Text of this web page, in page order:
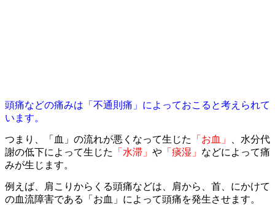
頭痛などの痛みは「不通則痛」によっておこると考えられて
います。
つまり、「血」の流れが悪くなって生じた 「お血」
、水分代
謝の低下によって生じた
「水滞」 や 「痰湿」 などによって痛
みが生じます。
例えば、肩こりからくる頭痛などは、肩から、首、にかけて
の血流障害である「お血」によって頭痛を発生させます。